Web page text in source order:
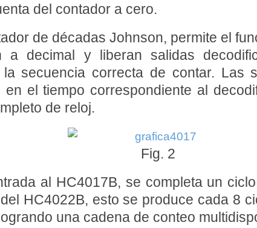
del contador a cero.
de décadas Johnson, permite el
a decimal y liberan salidas
secuencia correcta de contar. Las
el tiempo correspondiente al
de reloj.
Fig. 2
al HC4017B, se completa un
HC4022B, esto se produce cada 8
una cadena de conteo